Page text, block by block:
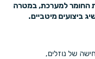
החומר למערכת, במטרה
ביצועים מיטביים.
של נוזלים,